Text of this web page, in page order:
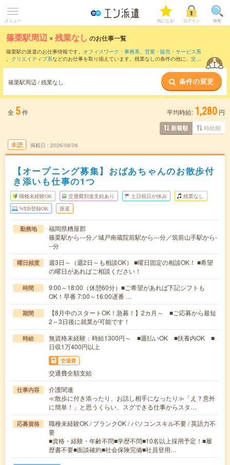
メニュー 気になる! ログイン 検索
篠栗駅周辺 ×残業なし のお仕事一覧
篠栗駅の派遣のお仕事情報です。 オフィスワーク・事務系、 営業・販売・サービス系
、 クリエイティブ系などのお仕事を取り揃えています。残業なしの条件の他に、 交通
篠栗駅周辺 / 残業なし 条件の変更
全 5件 平均時給: 1,280 円
新着順 時給順
未読 掲載日 2026/08/06
【オープニング募集】おばあちゃんのお散歩付
き添いも仕事の1つ
職種未経験OK 交通費別途支給あり 土日祝日が休み 残業なし
WEB登録OK 派遣
勤務地
福岡県糟屋郡
篠栗駅から---分／城戸南蔵院前駅から---分／筑前山手駅から-
--分
曜日頻度
週3日～（週2日～も相談OK） ■曜日固定の相談OK！ ■希望
の曜日があればご相談ください！
時間
9:00～18:00（休憩60分）■ご希望があれば下記シフトも
OK！早番 7:00～16:00遅番 …
期間
【8月中のスタートOK！急募！】2カ月～ ■ご応募から最短
2～3日後に就業が可能です！
時給
無資格未経験：時給1300円～ ■週払いOK ■扶養内OK ■
日収1万400円以上
交通費
交通費全額支給
仕事内容
介護関連
≪散歩に付き添ったり、お話し相手になったり≫「え？意外
に簡単！」と思うくらい、スグできる仕事からスタ…
応募資格
職種未経験OK / ブランクOK / パソコンスキル不要 / 英語力不
要
■資格・経験・年齢不問■学歴不問■10名以上採用予定！■履
歴書不要■面談確約■社会保険完備■社員登用…